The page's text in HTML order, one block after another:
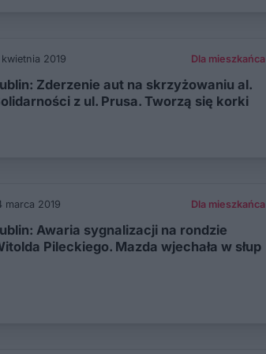
2019 Dla mieszkańca
Zderzenie aut na skrzyżowaniu al.
z ul. Prusa. Tworzą się korki
marca 2019 Dla mieszkańca
Awaria sygnalizacji na rondzie
Pileckiego. Mazda wjechała w słup